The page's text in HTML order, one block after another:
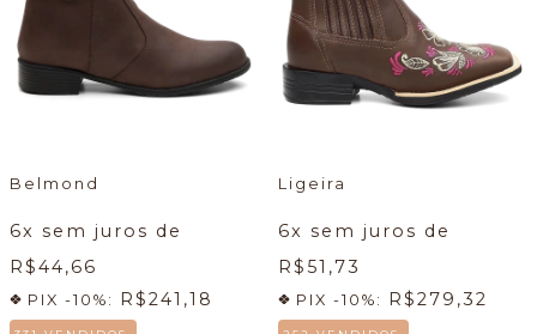
Belmond
6x sem juros de
R$44,66
PIX -10%: R$241,18
Ligeira
6x sem juros de
R$51,73
PIX -10%: R$279,32